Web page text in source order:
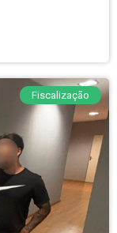
Fiscalização